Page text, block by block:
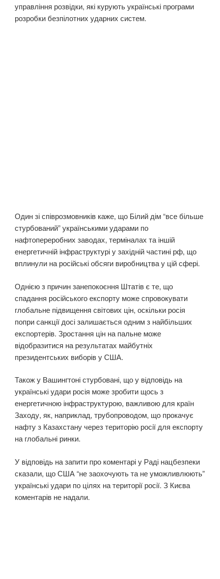
управління розвідки, які курують українські програми
розробки безпілотних ударних систем.
Один зі співрозмовників каже, що Білий дім “все більше
стурбований” українськими ударами по
нафтопереробних заводах, терміналах та іншій
енергетичній інфраструктурі у західній частині рф, що
вплинули на російські обсяги виробництва у цій сфері.
Однією з причин занепокоєння Штатів є те, що
спадання російського експорту може спровокувати
глобальне підвищення світових цін, оскільки росія
попри санкції досі залишається одним з найбільших
експортерів. Зростання цін на пальне може
відобразитися на результатах майбутніх
президентських виборів у США.
Також у Вашингтоні стурбовані, що у відповідь на
українські удари росія може зробити щось з
енергетичною інфраструктурою, важливою для країн
Заходу, як, наприклад, трубопроводом, що прокачує
нафту з Казахстану через територію росії для експорту
на глобальні ринки.
У відповідь на запити про коментарі у Раді нацбезпеки
сказали, що США “не заохочують та не уможливлюють”
українські удари по цілях на території росії. З Києва
коментарів не надали.